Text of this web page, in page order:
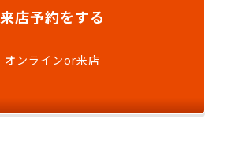
来店予約をする
オンラインor来店